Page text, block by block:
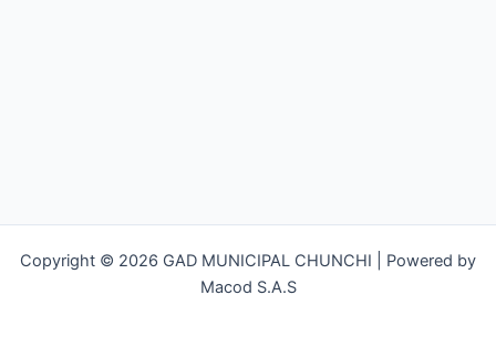
Copyright © 2026 GAD MUNICIPAL CHUNCHI | Powered by
Macod S.A.S